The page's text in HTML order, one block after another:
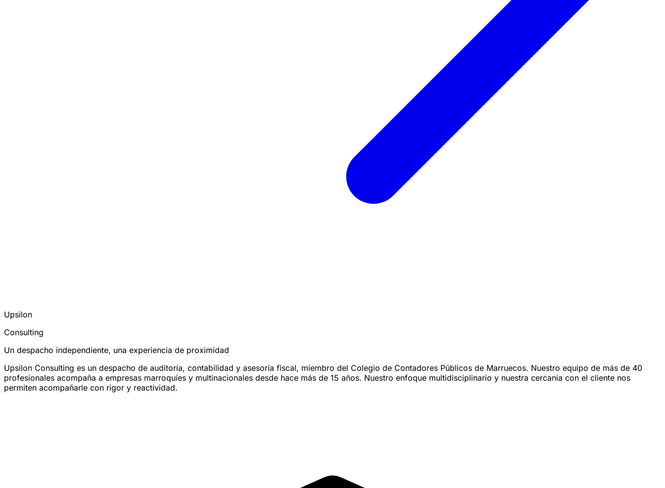
Upsilon
Consulting
Un despacho independiente, una experiencia de proximidad
Upsilon Consulting es un despacho de auditoría, contabilidad y asesoría fiscal, miembro del Colegio de Contadores Públicos de Marruecos. Nuestro equipo de más de 40
profesionales acompaña a empresas marroquíes y multinacionales desde hace más de 15 años. Nuestro enfoque multidisciplinario y nuestra cercanía con el cliente nos
permiten acompañarle con rigor y reactividad.